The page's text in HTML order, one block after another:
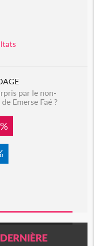
par le non-
Emerse Faé ?